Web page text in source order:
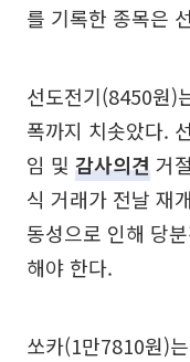
를 기록한 종목은
선도전기(8450원)
폭까지 치솟았다.
임 및 감사의견거
식 거래가 전날 재
동성으로 인해 당
해야 한다.
쏘카(1만7810원)